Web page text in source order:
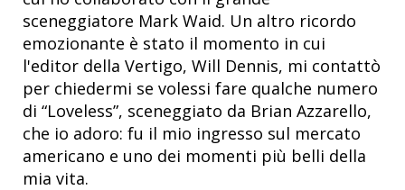
sceneggiatore Mark Waid. Un altro ricordo
emozionante è stato il momento in cui
l'editor della Vertigo, Will Dennis, mi contattò
per chiedermi se volessi fare qualche numero
di “Loveless”, sceneggiato da Brian Azzarello,
che io adoro: fu il mio ingresso sul mercato
americano e uno dei momenti più belli della
mia vita.